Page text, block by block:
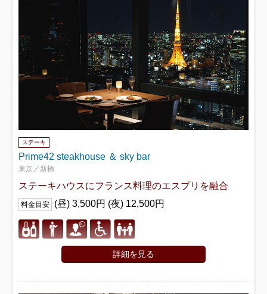
ステーキ
Prime42 steakhouse ＆ sky bar
東京／新橋
ステーキハウスにフランス料理のエスプリを融合
料金目安 (昼) 3,500円 (夜) 12,500円
詳細を見る